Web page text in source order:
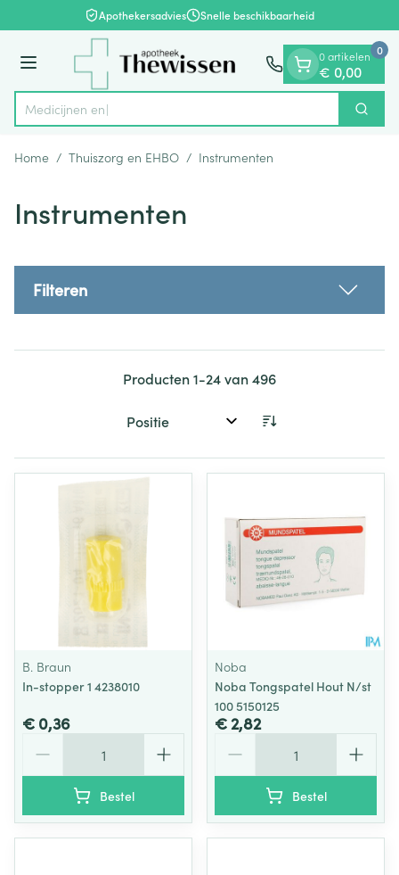
Ga naar de inhoudApothekersadvies Snelle beschikbaarheid
Menu
Product, merk, categorie... Zoek
0 artikelen
€ 0,00
0
Home / Thuiszorg en EHBO / Instrumenten
Instrumenten
Filteren
Producten1-24van496
Sorteer op:
B. Braun
In-stopper 1 4238010
€ 0,36
Bestel
Noba
Noba Tongspatel Hout N/st
100 5150125
€ 2,82
Bestel